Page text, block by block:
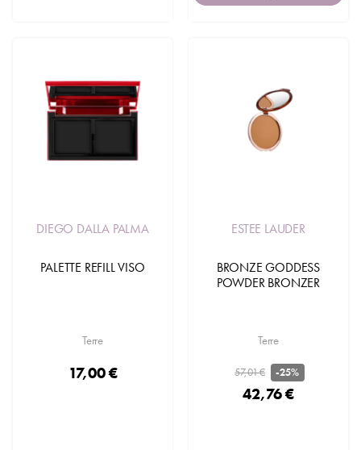
DIEGO DALLA PALMA
PALETTE REFILL VISO
Terre
17,00 €
ESTEE LAUDER
BRONZE GODDESS
POWDER BRONZER
Terre
57,01 € -25%
42,76 €